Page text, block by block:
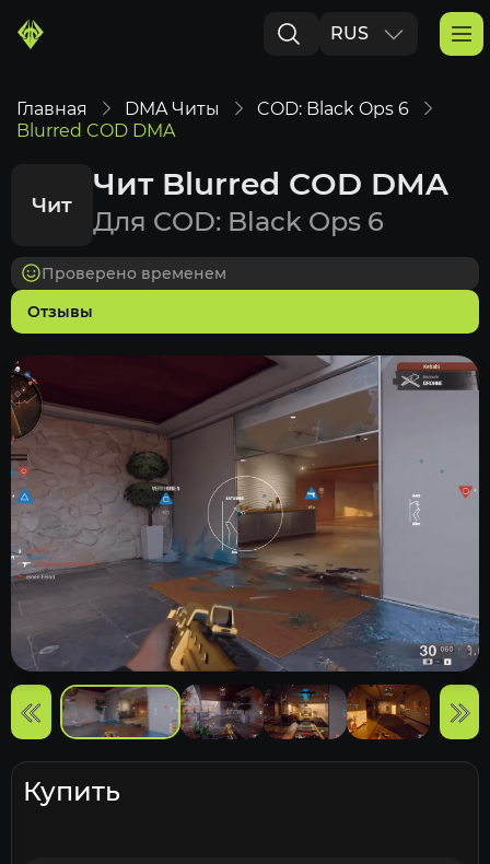
RUS
Главная DMA Читы
COD: Black Ops 6
Blurred COD DMA
Чит
Чит Blurred COD DMA
Для COD: Black Ops 6
Отзывы
Проверено временем
Купить